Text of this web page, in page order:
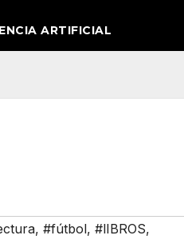
ARTIFICIAL
, #fútbol, #lIBROS,